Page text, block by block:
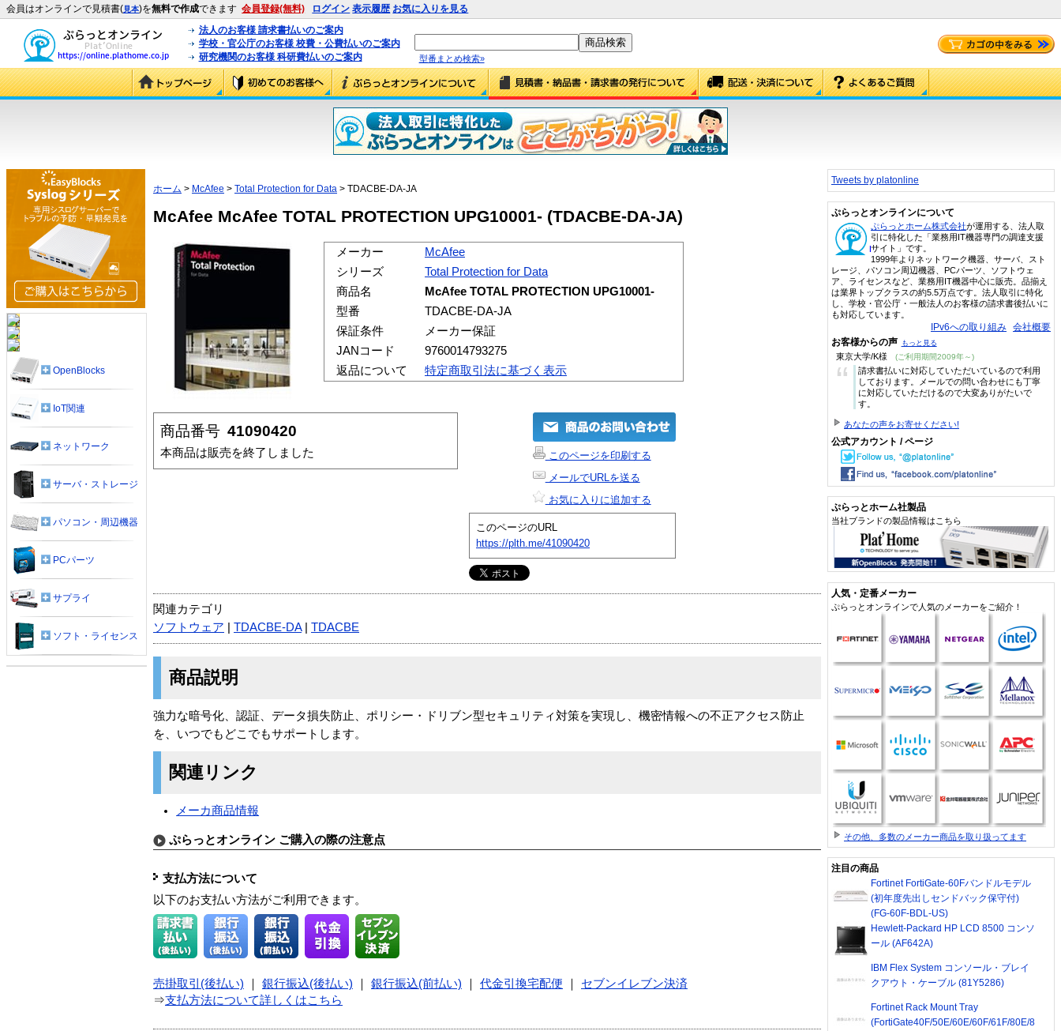
会員はオンラインで見積書(見本)を無料で作成できます 会員登録(無料) ログイン 表示履歴 お気に入りを見る
法人のお客様 請求書払いのご案内
学校・官公庁のお客様 校費・公費払いのご案内
研究機関のお客様 科研費払いのご案内
型番まとめ検索»
ホーム > McAfee > Total Protection for Data > TDACBE-DA-JA
McAfee McAfee TOTAL PROTECTION UPG10001- (TDACBE-DA-JA)
メーカー
McAfee
シリーズ
Total Protection for Data
商品名
McAfee TOTAL PROTECTION UPG10001-
型番
TDACBE-DA-JA
保証条件
メーカー保証
JANコード
9760014793275
返品について
特定商取引法に基づく表示
商品番号 41090420
本商品は販売を終了しました
このページを印刷する
メールでURLを送る
お気に入りに追加する
このページのURL
https://plth.me/41090420
関連カテゴリ
ソフトウェア
TDACBE-DA| TDACBE
商品説明
強力な暗号化、認証、データ損失防止、ポリシー・ドリブン型セキュリティ対策を実現し、機密情報への不正アクセス防止
を、いつでもどこでもサポートします。
関連リンク
メーカ商品情報
ぷらっとオンライン ご購入の際の注意点
支払方法について
以下のお支払い方法がご利用できます。
売掛取引(後払い) 銀行振込(後払い) 銀行振込(前払い) 代金引換宅配便
セブンイレブン決済
⇒支払方法について詳しくはこちら
OpenBlocks
IoT関連
ネットワーク
サーバ・ストレージ
パソコン・周辺機器
PCパーツ
サプライ
ソフト・ライセンス
Tweets by platonline
ぷらっとオンラインについて
ぷらっとホーム株式会社が運用する、法人取
引に特化した「業務用IT機器専門の調達支援
サイト」です。
1999年よりネットワーク機器、サーバ、スト
レージ、パソコン周辺機器、PCパーツ、ソフトウェ
ア、ライセンスなど、業務用IT機器中心に販売。品揃え
は業界トップクラスの約5.5万点です。法人取引に特化
し、学校・官公庁・一般法人のお客様の請求書後払いに
も対応しています。
IPv6への取り組み 会社概要
お客様からの声 もっと見る
東京大学/K様 (ご利用期間2009年～)
“
請求書払いに対応していただいているので利用
しております。メールでの問い合わせにも丁寧
に対応していただけるので大変ありがたいで
す。
あなたの声をお寄せください!
公式アカウント / ページ
ぷらっとホーム社製品
当社ブランドの製品情報はこちら
人気・定番メーカー
ぷらっとオンラインで人気のメーカーをご紹介！
その他、多数のメーカー商品を取り扱ってます
注目の商品
Fortinet FortiGate-60Fバンドルモデル
(初年度先出しセンドバック保守付)
(FG-60F-BDL-US)
Hewlett-Packard HP LCD 8500 コンソ
ール (AF642A)
IBM Flex System コンソール・ブレイ
クアウト・ケーブル (81Y5286)
Fortinet Rack Mount Tray
(FortiGate40F/50E/60E/60F/61F/80E/8